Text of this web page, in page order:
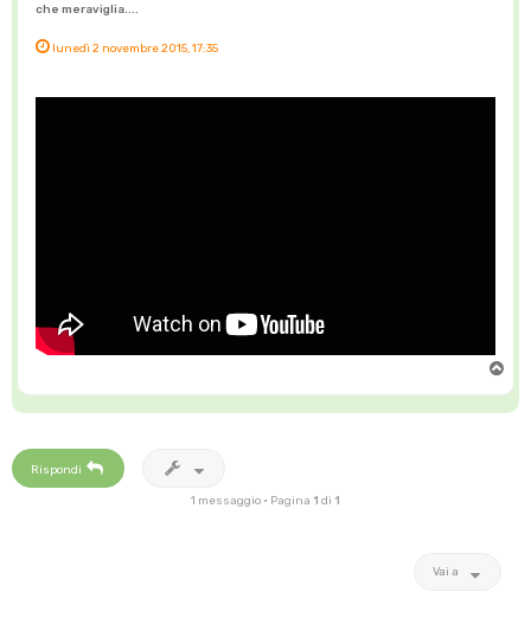
che meraviglia....
lunedì 2 novembre 2015, 17:35
p
Rispondi
1 messaggio • Pagina 1 di 1
Vai a